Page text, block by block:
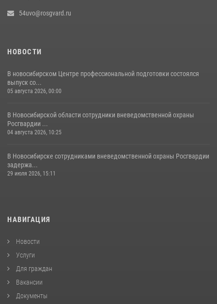
54uvo@rosgvard.ru
НОВОСТИ
В новосибирском Центре профессиональной подготовки состоялся
выпуск со...
05 августа 2026, 00:00
В Новосибирской области сотрудники вневедомственной охраны
Росгвардии ...
04 августа 2026, 10:25
В Новосибирске сотрудниками вневедомственной охраны Росгвардии
задержа...
29 июля 2026, 15:11
НАВИГАЦИЯ
Новости
Услуги
Для граждан
Вакансии
Документы